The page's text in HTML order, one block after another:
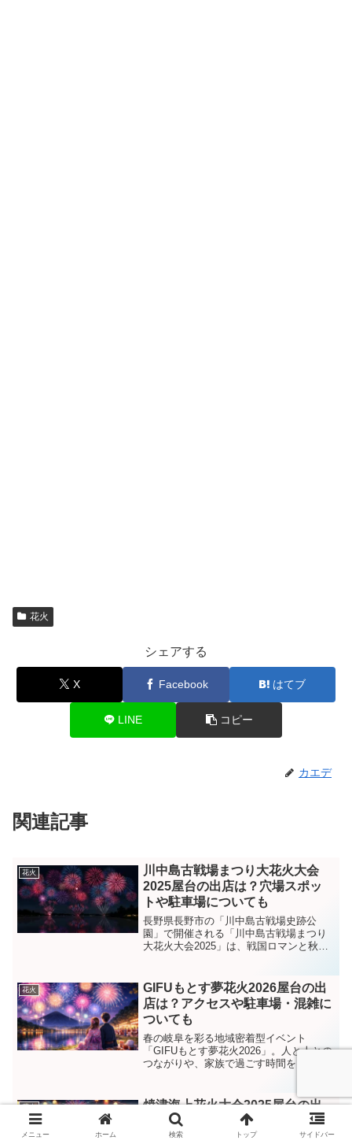
花火
シェアする
X Facebook はてブ
LINE コピー
カエデ
関連記事
花火
川中島古戦場まつり大花火大会
2025屋台の出店は？穴場スポッ
トや駐車場についても
長野県長野市の「川中島古戦場史跡公
園」で開催される「川中島古戦場まつり
大花火大会2025」は、戦国ロマンと秋の
て打ち上がるほか、屋台グルメやステー
ジ演目、豪華景品...
花火
GIFUもとす夢花火2026屋台の出
店は？アクセスや駐車場・混雑に
ついても
春の岐阜を彩る地域密着型イベント
「GIFUもとす夢花火2026」。人と人との
つながりや、家族で過ごす時間をもう一
のもと開催されます。とはいえ、初めて
行く方にとっては、屋...
花火
焼津海上花火大会2025屋台の出
店は？穴場スポットや駐車場につ
いても
メニュー ホーム 検索 トップ サイドバー